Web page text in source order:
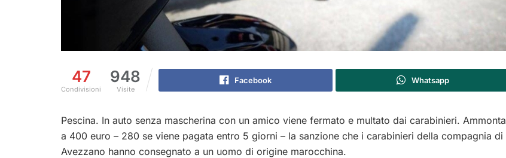
47
Condivisioni
948
Visite
Facebook Whatsapp
Pescina. In auto senza mascherina con un amico viene fermato e multato dai carabinieri. Ammonta
a 400 euro – 280 se viene pagata entro 5 giorni – la sanzione che i carabinieri della compagnia di
Avezzano hanno consegnato a un uomo di origine marocchina.